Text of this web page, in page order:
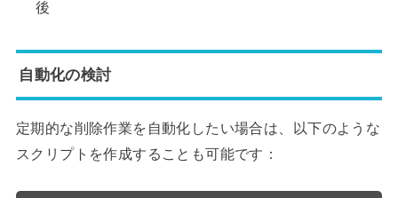
後
自動化の検討
定期的な削除作業を自動化したい場合は、以下のような
スクリプトを作成することも可能です：